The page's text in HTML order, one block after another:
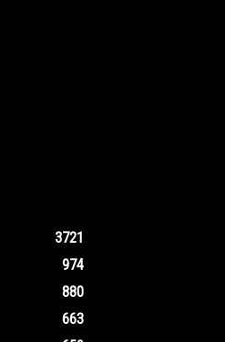
3721
974
880
663